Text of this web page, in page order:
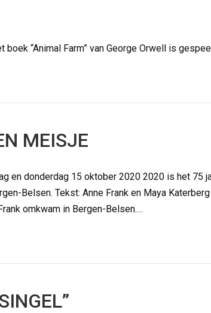
“Animal Farm” van George Orwell is
MEISJE
en donderdag 15 oktober 2020 2020 is het 75
Belsen. Tekst: Anne Frank en Maya
omkwam in Bergen-Belsen.…